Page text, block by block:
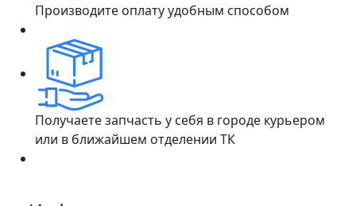
Производите оплату удобным способом
Получаете запчасть у себя в городе курьером
или в ближайшем отделении ТК